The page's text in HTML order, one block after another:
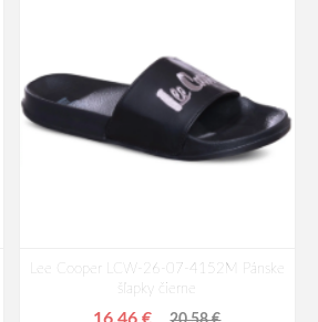
Lee Cooper LCW-26-07-4152M Pánske
šľapky čierne